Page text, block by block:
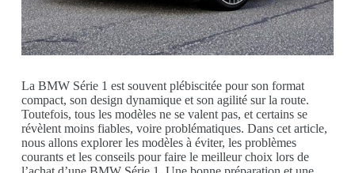
La BMW Série 1 est souvent plébiscitée pour son format
compact, son design dynamique et son agilité sur la route.
Toutefois, tous les modèles ne se valent pas, et certains se
révèlent moins fiables, voire problématiques. Dans cet article,
nous allons explorer les modèles à éviter, les problèmes
courants et les conseils pour faire le meilleur choix lors de